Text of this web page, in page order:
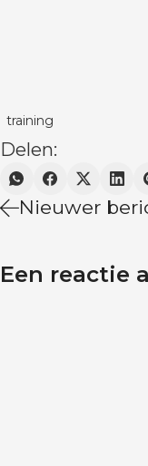
training
Delen:
Nieuwer
Een reactie